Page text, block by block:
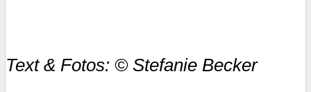
Text & Fotos: © Stefanie Becker